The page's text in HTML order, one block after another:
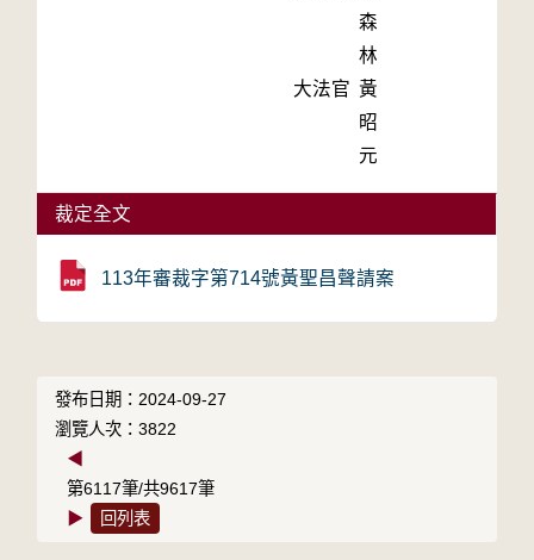
森
林
大法官 黃
昭
元
裁定全文
113年審裁字第714號黃聖昌聲請案
發布日期：2024-09-27
瀏覽人次：3822
◀
第6117筆/共9617筆
▶
回列表